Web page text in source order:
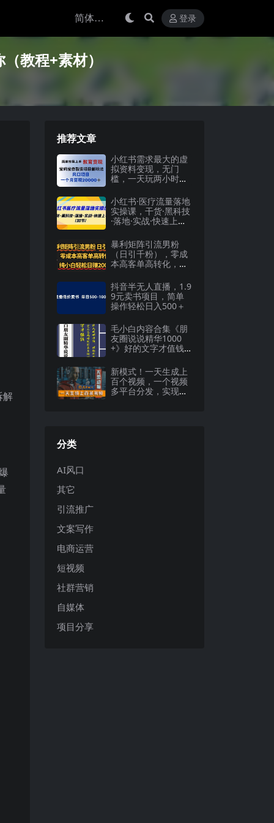
登录
教程+素材）
解
推荐文章
小红书需求最大的虚
拟资料变现，无门
槛，一天玩两小时入
小红书·医疗流量落地
实操课，干货·黑科技
·落地·实战·快速上手
暴利矩阵引流男粉
（日引千粉），零成
本高客单高转化，纯
抖音半无人直播，1.9
9元卖书项目，简单
操作轻松日入500＋
毛小白内容合集《朋
友圈说说精华1000
+》好的文字才值钱
新模式！一天生成上
百个视频，一个视频
多平台分发，实现月
分类
AI风口
其它
引流推广
文案写作
电商运营
短视频
社群营销
自媒体
项目分享